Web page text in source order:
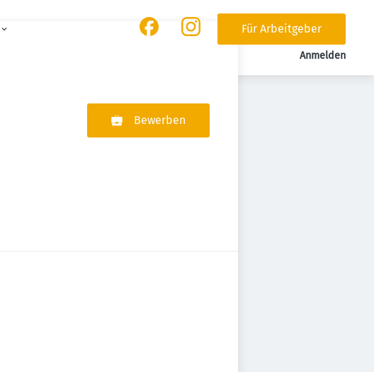
Für Arbeitgeber
Anmelden
Bewerben